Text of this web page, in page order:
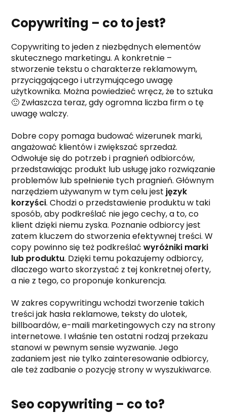
Copywriting – co to jest?
Copywriting to jeden z niezbędnych elementów
skutecznego marketingu. A konkretnie –
stworzenie tekstu o charakterze reklamowym,
przyciągającego i utrzymującego uwagę
użytkownika. Można powiedzieć wręcz, że to sztuka
🙂 Zwłaszcza teraz, gdy ogromna liczba firm o tę
uwagę walczy.
Dobre copy pomaga budować wizerunek marki,
angażować klientów i zwiększać sprzedaż.
Odwołuje się do potrzeb i pragnień odbiorców,
przedstawiając produkt lub usługę jako rozwiązanie
problemów lub spełnienie tych pragnień. Głównym
narzędziem używanym w tym celu jest język
korzyści. Chodzi o przedstawienie produktu w taki
sposób, aby podkreślać nie jego cechy, a to, co
klient dzięki niemu zyska. Poznanie odbiorcy jest
zatem kluczem do stworzenia efektywnej treści. W
copy powinno się też podkreślaćwyróżniki marki
lub produktu. Dzięki temu pokazujemy odbiorcy,
dlaczego warto skorzystać z tej konkretnej oferty,
a nie z tego, co proponuje konkurencja.
W zakres copywritingu wchodzi tworzenie takich
treści jak hasła reklamowe, teksty do ulotek,
billboardów, e-maili marketingowych czy na strony
internetowe. I właśnie ten ostatni rodzaj przekazu
stanowi w pewnym sensie wyzwanie. Jego
zadaniem jest nie tylko zainteresowanie odbiorcy,
ale też zadbanie o pozycję strony w wyszukiwarce.
Seo copywriting – co to?